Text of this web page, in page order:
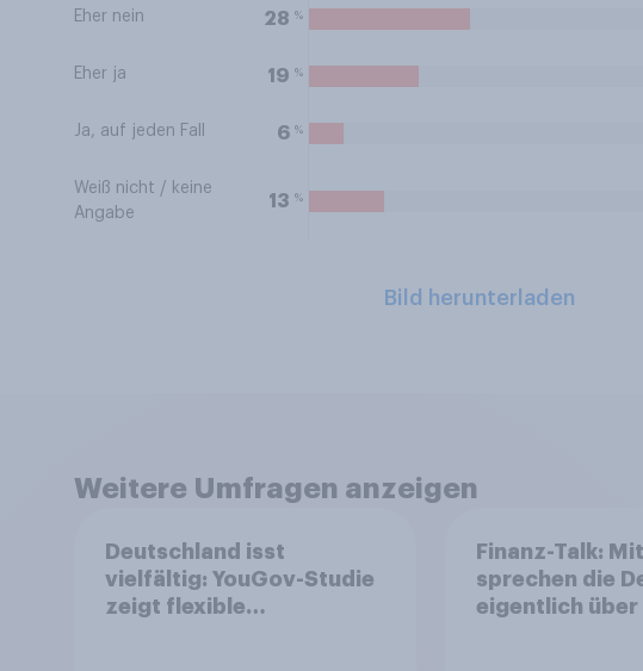
Eher nein 28 %
Eher ja 19 %
Ja, auf jeden Fall 6 %
Weiß nicht / keine
Angabe
13 %
Bild herunterladen
Weitere Umfragen anzeigen
Deutschland isst
vielfältig: YouGov-Studie
zeigt flexible
Finanz-Talk:
sprechen die
eigentlich über